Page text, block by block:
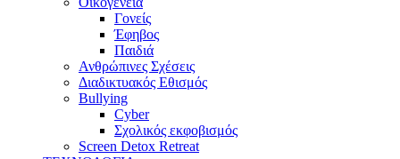
Γονείς
Έφηβος
Παιδιά
Ανθρώπινες Σχέσεις
Διαδικτυακός Εθισμός
Bullying
Cyber
Σχολικός εκφοβισμός
Screen Detox Retreat